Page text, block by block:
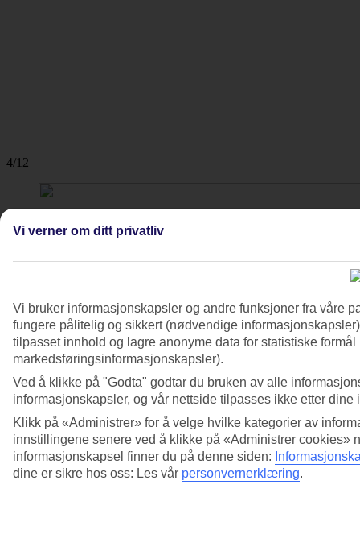
4/12
Vi verner om ditt privatliv
Vi bruker informasjonskapsler og andre funksjoner fra våre
fungere pålitelig og sikkert (nødvendige
tilpasset innhold og lagre anonyme data for statistiske
markedsføringsinformasjonskapsler).
Ved å klikke på "Godta" godtar du bruken av alle
informasjonskapsler, og vår nettside tilpasses ikke etter dine
Klikk på «Administrer» for å velge hvilke kategorier av
innstillingene senere ved å klikke på «Administrer cookies»
informasjonskapsel finner du på denne siden:
dine er sikre hos oss: Les vår personvernerklæring.